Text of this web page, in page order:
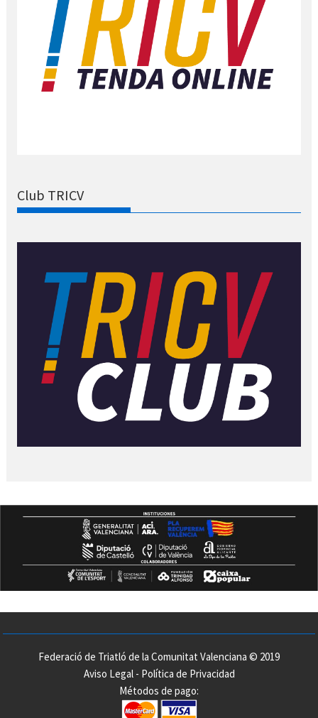
Club TRICV
Federació de Triatló de la Comunitat Valenciana © 2019
Aviso Legal- Política de Privacidad
Métodos de pago: